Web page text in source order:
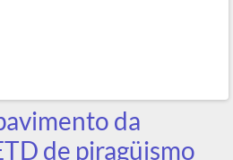
da
de piragüismo